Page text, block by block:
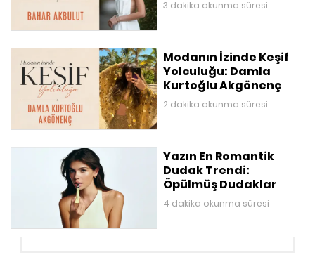
3 dakika okunma süresi
Modanın İzinde Keşif
Yolculuğu: Damla
Kurtoğlu Akgönenç
2 dakika okunma süresi
Yazın En Romantik
Dudak Trendi:
Öpülmüş Dudaklar
4 dakika okunma süresi